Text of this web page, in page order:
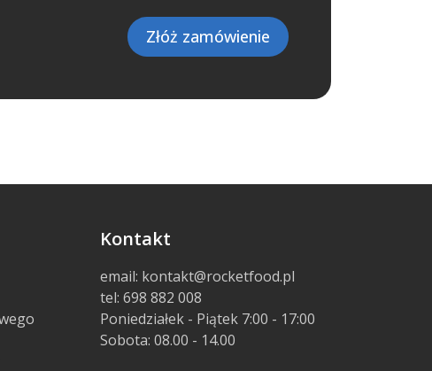
Złóż zamówienie
Kontakt
email: kontakt@rocketfood.pl
tel: 698 882 008
Poniedziałek - Piątek 7:00 - 17:00
Sobota: 08.00 - 14.00